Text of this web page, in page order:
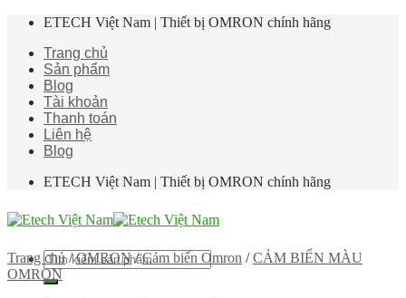
Skip
content
ETECH Việt Nam | Thiết bị OMRON chính hãng
Trang chủ
Sản phẩm
Blog
Tài khoản
Thanh toán
Liên hệ
Blog
ETECH Việt Nam | Thiết bị OMRON chính hãng
Tìm
kiếm:
Trang chủ / OMRON / Cảm biến Omron / CẢM BIẾN MÀU
OMRON